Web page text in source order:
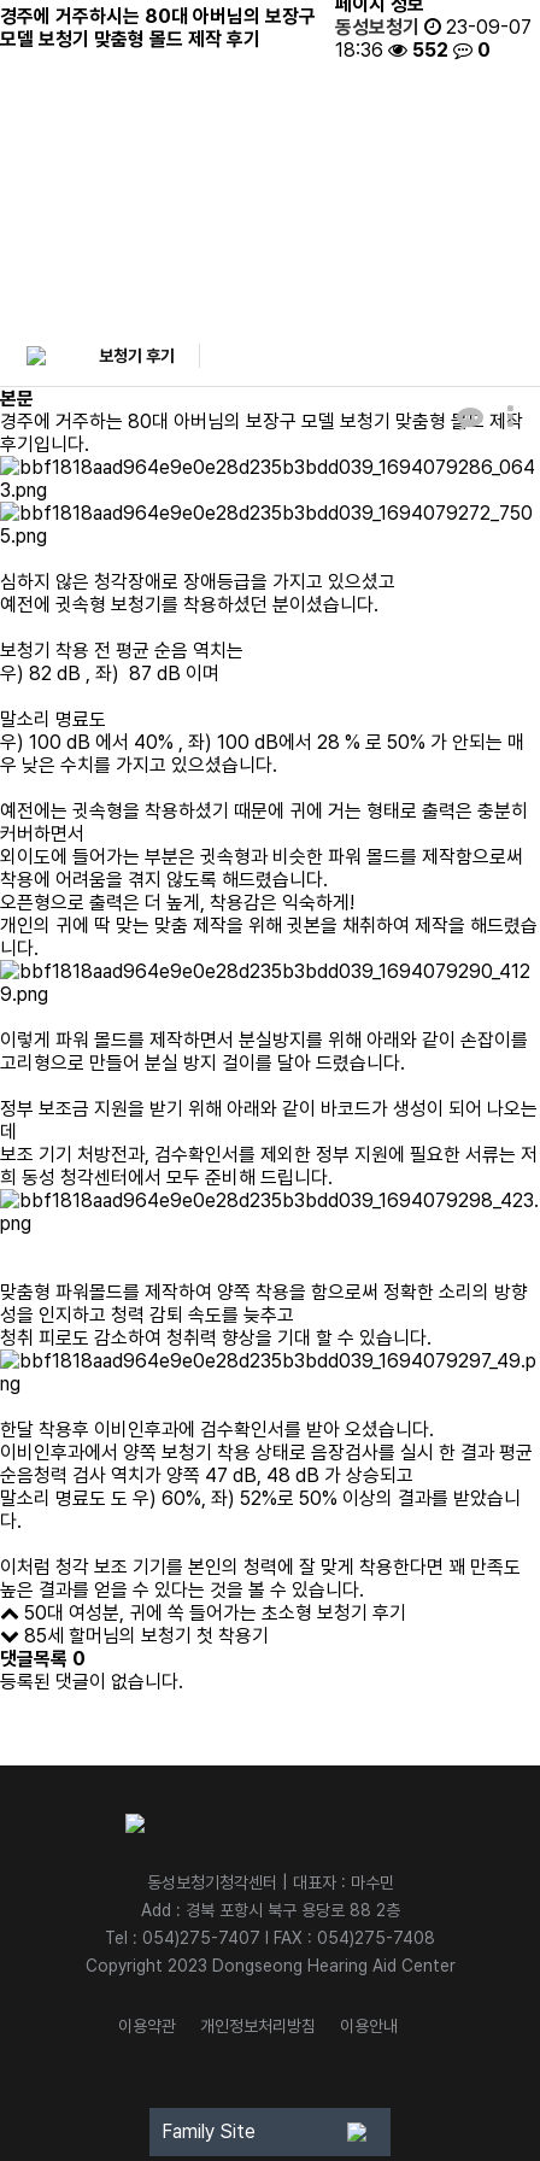
보청기 후기
경주에 거주하시는 80대 아버님의 보장구
모델 보청기 맞춤형 몰드 제작 후기
동성보청기
23-09-07
18:36
552 0
본문
경주에 거주하는 80대 아버님의 보장구 모델 보청기 맞춤형 몰드 제작
후기입니다.
심하지 않은 청각장애로 장애등급을 가지고 있으셨고
예전에 귓속형 보청기를 착용하셨던 분이셨습니다.
보청기 착용 전 평균 순음 역치는
우) 82 dB , 좌) 87 dB 이며
말소리 명료도
우) 100 dB 에서 40% , 좌) 100 dB에서 28 % 로 50% 가 안되는 매
우 낮은 수치를 가지고 있으셨습니다.
예전에는 귓속형을 착용하셨기 때문에 귀에 거는 형태로 출력은 충분히
커버하면서
외이도에 들어가는 부분은 귓속형과 비슷한 파워 몰드를 제작함으로써
착용에 어려움을 겪지 않도록 해드렸습니다.
오픈형으로 출력은 더 높게, 착용감은 익숙하게!
개인의 귀에 딱 맞는 맞춤 제작을 위해 귓본을 채취하여 제작을 해드렸습
니다.
이렇게 파워 몰드를 제작하면서 분실방지를 위해 아래와 같이 손잡이를
고리형으로 만들어 분실 방지 걸이를 달아 드렸습니다.
정부 보조금 지원을 받기 위해 아래와 같이 바코드가 생성이 되어 나오는
데
보조 기기 처방전과, 검수확인서를 제외한 정부 지원에 필요한 서류는 저
희 동성 청각센터에서 모두 준비해 드립니다.
맞춤형 파워몰드를 제작하여 양쪽 착용을 함으로써 정확한 소리의 방향
성을 인지하고 청력 감퇴 속도를 늦추고
청취 피로도 감소하여 청취력 향상을 기대 할 수 있습니다.
한달 착용후 이비인후과에 검수확인서를 받아 오셨습니다.
이비인후과에서 양쪽 보청기 착용 상태로 음장검사를 실시 한 결과 평균
순음청력 검사 역치가 양쪽 47 dB, 48 dB 가 상승되고
말소리 명료도 도 우) 60%, 좌) 52%로 50% 이상의 결과를 받았습니
다.
이처럼 청각 보조 기기를 본인의 청력에 잘 맞게 착용한다면 꽤 만족도
높은 결과를 얻을 수 있다는 것을 볼 수 있습니다.
50대 여성분, 귀에 쏙 들어가는 초소형 보청기 후기
85세 할머님의 보청기 첫 착용기
댓글목록 0
등록된 댓글이 없습니다.
동성보청기청각센터 | 대표자 : 마수민
Add : 경북 포항시 북구 용당로 88 2층
Tel : 054)275-7407 l FAX : 054)275-7408
Copyright 2023 Dongseong Hearing Aid Center
이용약관 개인정보처리방침 이용안내
Family Site